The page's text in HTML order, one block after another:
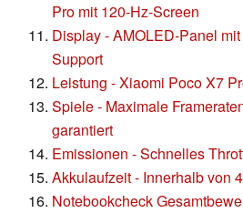
Pro mit 120-Hz-Screen
Display - AMOLED-Panel
Support
Leistung - Xiaomi Poco X7
Spiele - Maximale
garantiert
Emissionen - Schnelles
Akkulaufzeit - Innerhalb von
Notebookcheck